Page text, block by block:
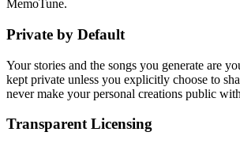
MemoTune.
Private by Default
Your stories and the songs you generate are
kept private unless you explicitly choose to
never make your personal creations public
Transparent Licensing